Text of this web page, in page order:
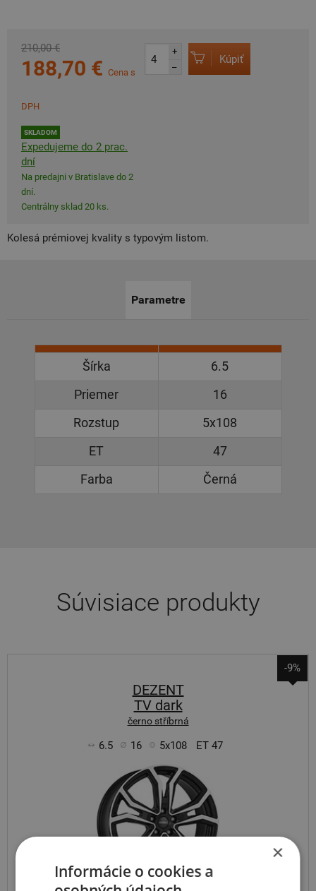
210,00 €
188,70 € Cena s
DPH
SKLADOM
Expedujeme do 2 prac.
dní
Na predajni v Bratislave do 2
dní.
Centrálny sklad 20 ks.
+
–
Kúpiť
Kolesá prémiovej kvality s typovým listom.
Parametre
Šírka
6.5
Priemer
16
Rozstup
5x108
ET
47
Farba
Černá
Súvisiace produkty
-9%
DEZENT
TV dark
černo stříbrná
6.5 16 5x108 ET 47
×
Informácie o cookies a